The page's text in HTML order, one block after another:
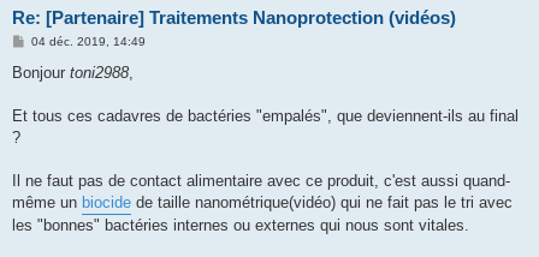
Re: [Partenaire] Traitements Nanoprotection (vidéos)
M
s
g
04 déc. 2019, 14:49
Bonjour toni2988
Et tous ces cadavres de bactéries "empalés", que deviennent-ils au final
?
Il ne faut pas de contact alimentaire avec ce produit, c'est aussi quand-
même un biocide de taille nanométrique(vidéo) qui ne fait pas le tri avec
les "bonnes" bactéries internes ou externes qui nous sont vitales.